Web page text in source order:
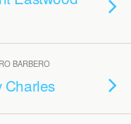
BARBERO
Charles